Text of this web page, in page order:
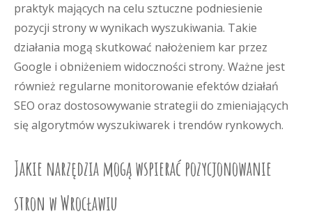
praktyk mających na celu sztuczne podniesienie
pozycji strony w wynikach wyszukiwania. Takie
działania mogą skutkować nałożeniem kar przez
Google i obniżeniem widoczności strony. Ważne jest
również regularne monitorowanie efektów działań
SEO oraz dostosowywanie strategii do zmieniających
się algorytmów wyszukiwarek i trendów rynkowych.
Jakie narzędzia mogą wspierać pozycjonowanie
stron w Wrocławiu